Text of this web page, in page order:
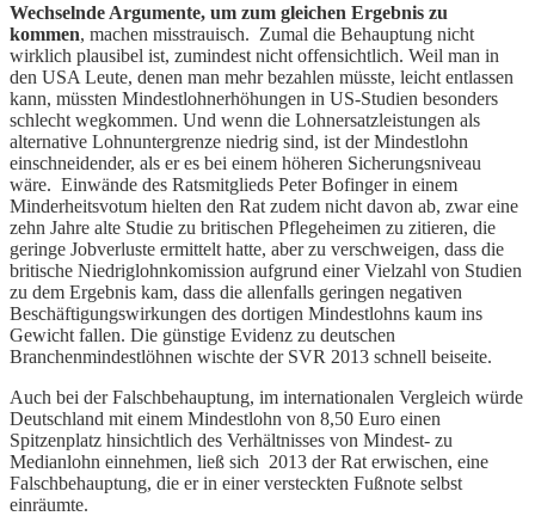
Wechselnde Argumente, um zum gleichen Ergebnis zu
kommen, machen misstrauisch. Zumal die Behauptung nicht
wirklich plausibel ist, zumindest nicht offensichtlich. Weil man in
den USA Leute, denen man mehr bezahlen müsste, leicht entlassen
kann, müssten Mindestlohnerhöhungen in US-Studien besonders
schlecht wegkommen. Und wenn die Lohnersatzleistungen als
alternative Lohnuntergrenze niedrig sind, ist der Mindestlohn
einschneidender, als er es bei einem höheren Sicherungsniveau
wäre. Einwände des Ratsmitglieds Peter Bofinger in einem
Minderheitsvotum hielten den Rat zudem nicht davon ab, zwar eine
zehn Jahre alte Studie zu britischen Pflegeheimen zu zitieren, die
geringe Jobverluste ermittelt hatte, aber zu verschweigen, dass die
britische Niedriglohnkomission aufgrund einer Vielzahl von Studien
zu dem Ergebnis kam, dass die allenfalls geringen negativen
Beschäftigungswirkungen des dortigen Mindestlohns kaum ins
Gewicht fallen. Die günstige Evidenz zu deutschen
Branchenmindestlöhnen wischte der SVR 2013 schnell beiseite.
Auch bei der Falschbehauptung, im internationalen Vergleich würde
Deutschland mit einem Mindestlohn von 8,50 Euro einen
Spitzenplatz hinsichtlich des Verhältnisses von Mindest- zu
Medianlohn einnehmen, ließ sich 2013 der Rat erwischen, eine
Falschbehauptung, die er in einer versteckten Fußnote selbst
einräumte.